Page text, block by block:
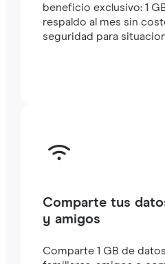
beneficio exclusivo: 1
respaldo al mes sin
seguridad para
Comparte tus
y amigos
Comparte 1 GB de